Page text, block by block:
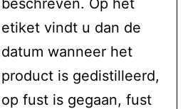
etiket vindt u dan de
datum wanneer het
product is gedistilleerd,
op fust is gegaan, fust